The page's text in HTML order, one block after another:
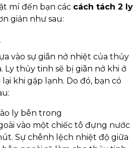
mí đến bạn các cách tách 2 ly
giản như sau:
vào sự giãn nở nhiệt của thủy
Ly thủy tinh sẽ bị giãn nở khi ở
khi gặp lạnh. Do đó, bạn có
ly bên trong
vào một chiếc tô đựng nước
Sự chênh lệch nhiệt độ giữa